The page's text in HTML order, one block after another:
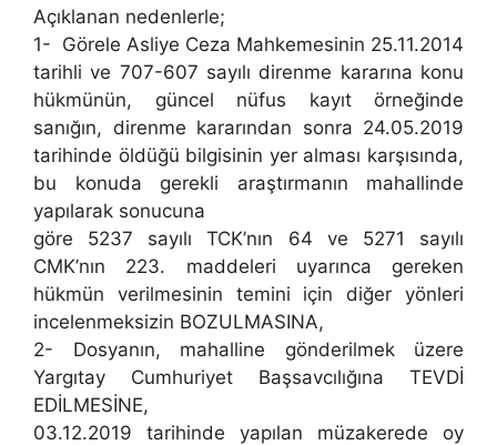
Açıklanan nedenlerle;
1- Görele Asliye Ceza Mahkemesinin 25.11.2014
tarihli ve 707-607 sayılı direnme kararına konu
hükmünün, güncel nüfus kayıt örneğinde
sanığın, direnme kararından sonra 24.05.2019
tarihinde öldüğü bilgisinin yer alması karşısında,
bu konuda gerekli araştırmanın mahallinde
yapılarak sonucuna
göre 5237 sayılı TCK’nın 64 ve 5271 sayılı
CMK’nın 223. maddeleri uyarınca gereken
hükmün verilmesinin temini için diğer yönleri
incelenmeksizin BOZULMASINA,
2- Dosyanın, mahalline gönderilmek üzere
Yargıtay Cumhuriyet Başsavcılığına TEVDİ
EDİLMESİNE,
03.12.2019 tarihinde yapılan müzakerede oy